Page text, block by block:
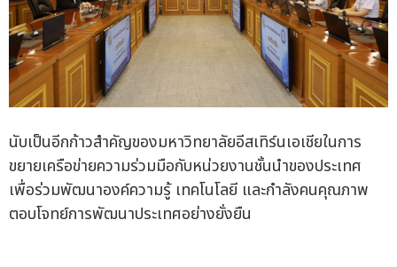
นับเป็นอีกก้าวสำคัญของมหาวิทยาลัยอีสเทิร์นเอเชียในการ
ขยายเครือข่ายความร่วมมือกับหน่วยงานชั้นนำของประเทศ
เพื่อร่วมพัฒนาองค์ความรู้ เทคโนโลยี และกำลังคนคุณภาพ
ตอบโจทย์การพัฒนาประเทศอย่างยั่งยืน